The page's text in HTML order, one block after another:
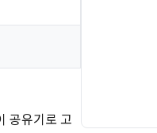
공유기로 고